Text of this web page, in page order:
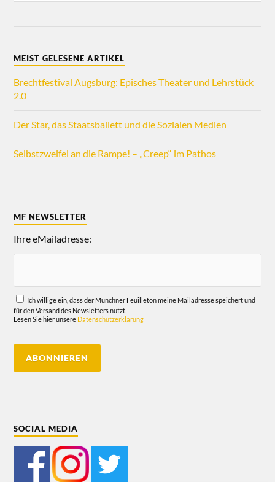
MEIST GELESENE ARTIKEL
Brechtfestival Augsburg: Episches Theater und Lehrstück
2.0
Der Star, das Staatsballett und die Sozialen Medien
Selbstzweifel an die Rampe! – „Creep“ im Pathos
MF NEWSLETTER
Ihre eMailadresse:
Ich willige ein, dass der Münchner Feuilleton meine Mailadresse speichert und
für den Versand des Newsletters nutzt.
Lesen Sie hier unsere Datenschutzerklärung
SOCIAL MEDIA